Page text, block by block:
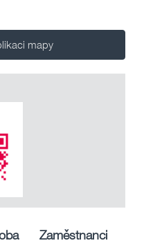
mapy
Zaměstnanci